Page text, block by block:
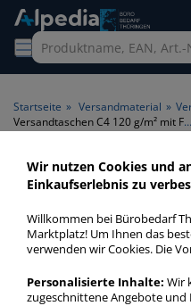
Startseite » Versandmaterial »
Versandtaschen C4 120 g/m² mit Fenster haftklebend
mit Fenster
Fenster mit
haftklebend >
Wir nutzen Cookies und
Einkaufserlebnis zu
Willkommen bei Bürobedarf
Marktplatz! Um Ihnen das
verwenden wir Cookies. Die
Personalisierte Inhalte: Wir
zugeschnittene Angebote und